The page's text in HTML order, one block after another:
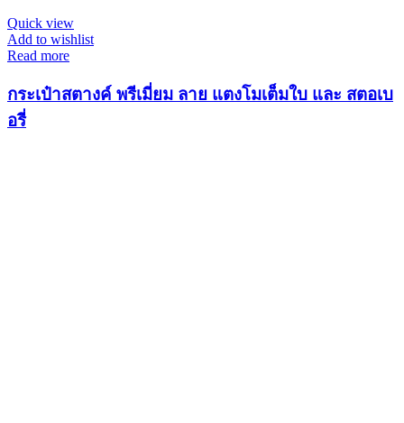
Quick view
Add to wishlist
Read more
กระเป๋าสตางค์ พรีเมี่ยม ลาย แตงโมเต็มใบ และ สตอเบ
อรี่